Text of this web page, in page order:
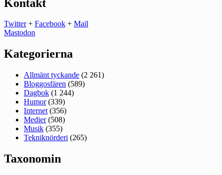
Kontakt
Twitter+ Facebook + Mail
Mastodon
Kategorierna
Allmänt tyckande (2 261)
Bloggosfären (589)
Dagbok (1 244)
Humor(339)
Internet (356)
Medier(508)
Musik (355)
Tekniknörderi (265)
Taxonomin